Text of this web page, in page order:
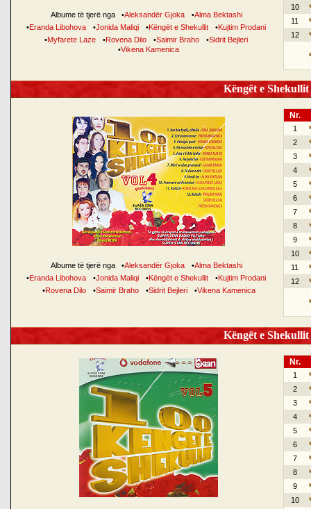
Albume të tjerë nga •Aleksandër Gjoka •Alma Bektashi
•Eranda Libohova •Jonida Maliqi •Këngët e Shekullit •Kujtim Prodani
•Myfarete Laze •Rovena Dilo •Saimir Braho •Sidrit Bejleri
•Vikena Kamenica
10
11
12
Këngët e
Albume të tjerë nga •Aleksandër Gjoka •Alma Bektashi
•Eranda Libohova •Jonida Maliqi •Këngët e Shekullit •Kujtim Prodani
•Rovena Dilo •Saimir Braho •Sidrit Bejleri •Vikena Kamenica
Nr.
1
2
3
4
5
6
7
8
9
10
11
12
Këngët e
Nr.
1
2
3
4
5
6
7
8
9
10